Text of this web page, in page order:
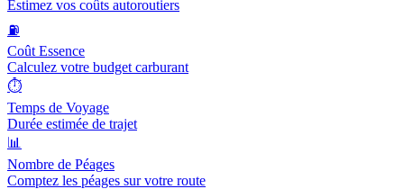
Estimez vos coûts autoroutiers
⛽
Coût Essence
Calculez votre budget carburant
⏱️
Temps de Voyage
Durée estimée de trajet
📊
Nombre de Péages
Comptez les péages sur votre route